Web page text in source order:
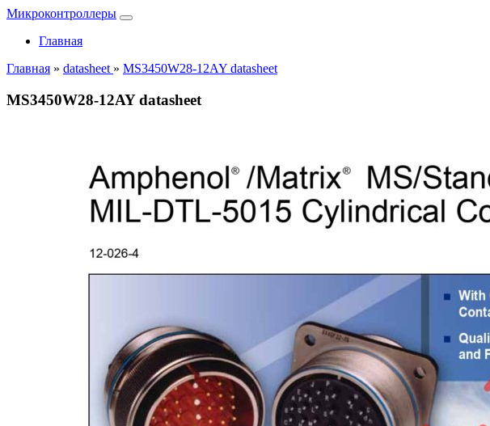
Микроконтроллеры
Главная
Главная » datasheet » MS3450W28-12AY datasheet
MS3450W28-12AY datasheet